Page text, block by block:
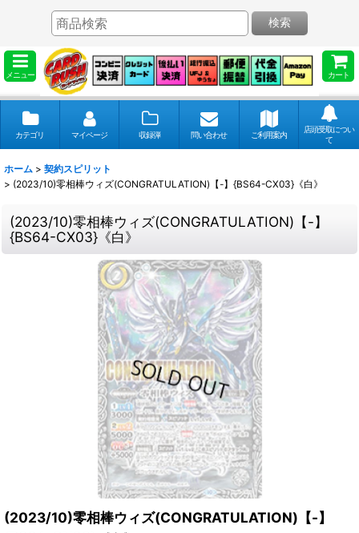
メニュー カート
検索
カテゴリ マイページ 収録弾 問い合わせ ご利用案内
店頭受取につい
て
ホーム > 契約スピリット
> (2023/10)零相棒ウィズ(CONGRATULATION)【-】{BS64-CX03}《白》
(2023/10)零相棒ウィズ(CONGRATULATION)【-】
{BS64-CX03}《白》
(2023/10)零相棒ウィズ(CONGRATULATION)【-】